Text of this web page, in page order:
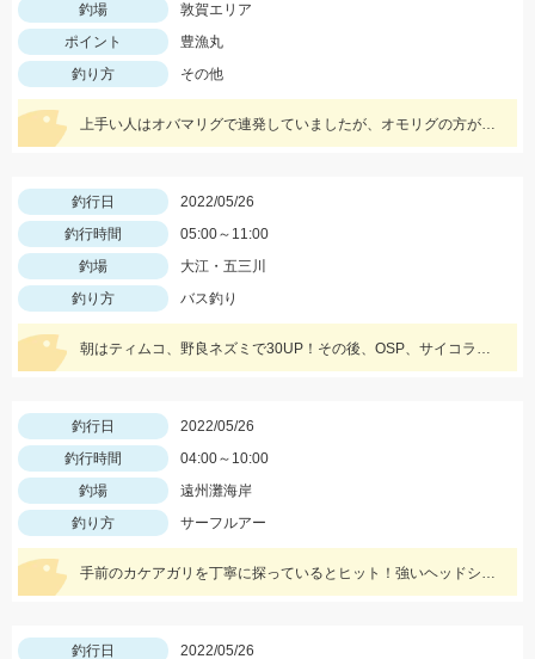
釣場
敦賀エリア
ポイント
豊漁丸
釣り方
その他
上手い人はオバマリグで連発していましたが、オモリグの方が簡単に数を伸ばすことが出来ました!! オモリグ×スイスイドロッパーが大当たり!!
釣行日
2022/05/26
釣行時間
05:00～11:00
釣場
大江・五三川
釣り方
バス釣り
朝はティムコ、野良ネズミで30UP！その後、OSP、サイコラバーをサイトで使い、40UPをGETしました！
釣行日
2022/05/26
釣行時間
04:00～10:00
釣場
遠州灘海岸
釣り方
サーフルアー
手前のカケアガリを丁寧に探っているとヒット！強いヘッドシェイクがたまりません！
釣行日 2022/05/26